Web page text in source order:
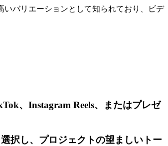
いバリエーションとして知られており、ビデ
、Instagram Reels、またはプレゼ
択し、プロジェクトの望ましいトー